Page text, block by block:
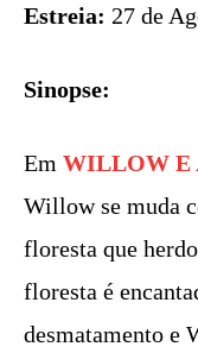
Estreia: 27 de
Sinopse:
Em WILLOW E
Willow se muda
floresta que
floresta é
desmatamento e